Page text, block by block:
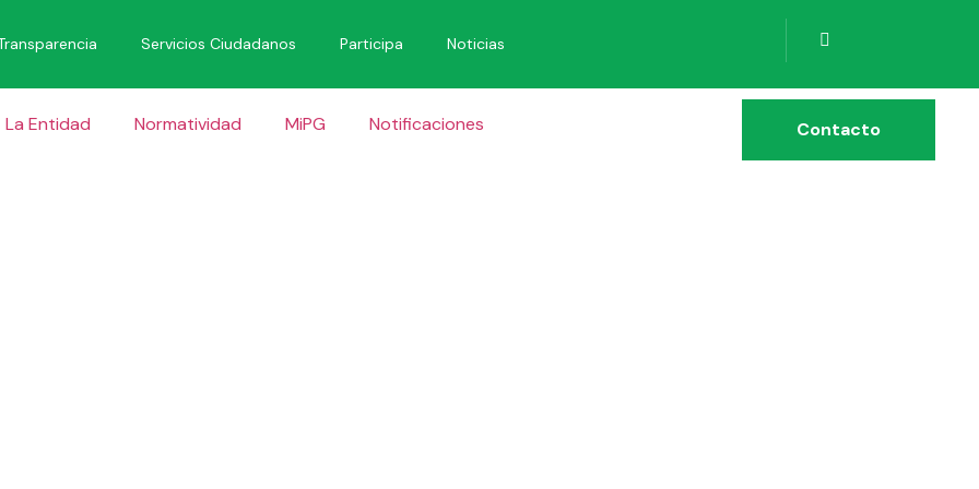
Servicios Ciudadanos Participa Noticias
La Entidad Normatividad MiPG Notificaciones Contacto